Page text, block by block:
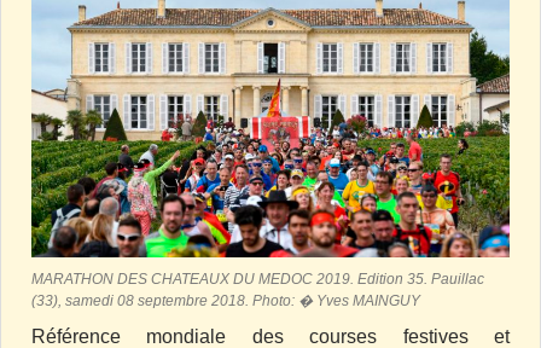
MARATHON DES CHATEAUX DU MEDOC 2019. Edition 35. Pauillac
(33), samedi 08 septembre 2018. Photo: � Yves MAINGUY
Référence mondiale des courses festives et